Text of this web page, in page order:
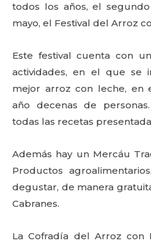
todos los años, el
mayo, el Festival del Arroz
Este festival cuenta con
actividades, en el que se
mejor arroz con leche, en
año decenas de
todas las recetas
Además hay un Mercáu
Productos
degustar, de manera
Cabranes.
La Cofradía del Arroz